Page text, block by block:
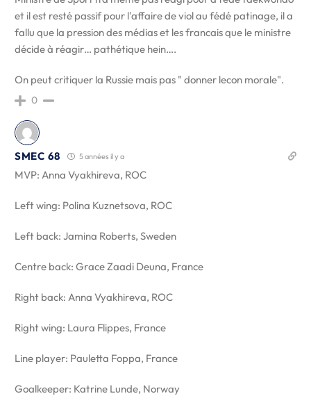
et il est resté passif pour l'affaire de viol au fédé patinage, il a
fallu que la pression des médias et les francais que le ministre
décide à réagir… pathétique hein….
On peut critiquer la Russie mais pas " donner lecon morale".
0
SMEC 68 5 années il y a
MVP: Anna Vyakhireva, ROC
Left wing: Polina Kuznetsova, ROC
Left back: Jamina Roberts, Sweden
Centre back: Grace Zaadi Deuna, France
Right back: Anna Vyakhireva, ROC
Right wing: Laura Flippes, France
Line player: Pauletta Foppa, France
Goalkeeper: Katrine Lunde, Norway